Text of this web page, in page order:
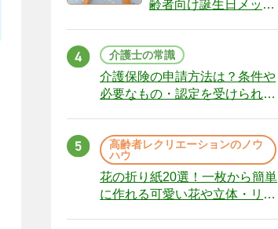
齢者向け誕生日メッセ
介護士の常識
介護保険の申請方法は？条件や
必要なもの・認定を受けられな
高齢者レクリエーションのノウ
ハウ
花の折り紙20選！一枚から簡単
に作れる可愛い花や立体・リー